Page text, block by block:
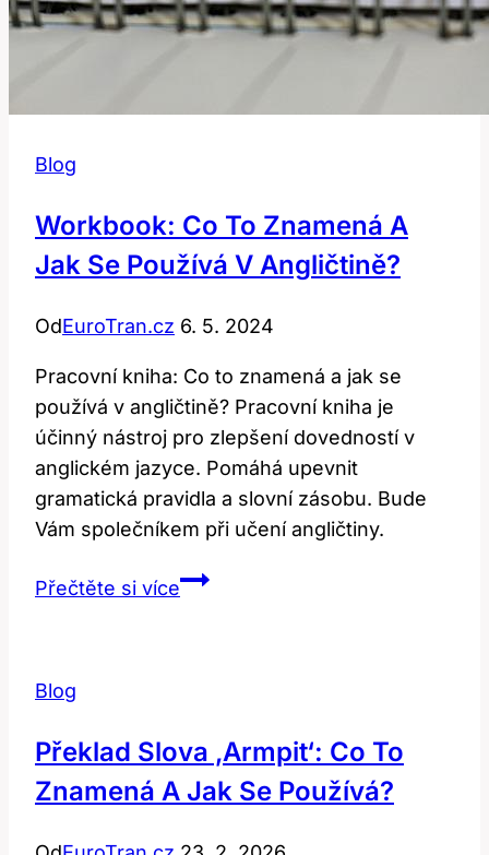
Blog
Workbook: Co To Znamená A
Jak Se Používá V Angličtině?
OdEuroTran.cz 6. 5. 2024
Pracovní kniha: Co to znamená a jak se
používá v angličtině? Pracovní kniha je
účinný nástroj pro zlepšení dovedností v
anglickém jazyce. Pomáhá upevnit
gramatická pravidla a slovní zásobu. Bude
Vám společníkem při učení angličtiny.
Přečtěte si víceWorkbook:
se
používá
Blog
Překlad Slova ‚armpit‘: Co To
Znamená A Jak Se Používá?